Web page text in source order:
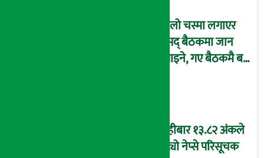
कालो चस्मा लगाएर
संसद् बैठकमा जान
नपाइने, गए बैठकमै बस्न
बिहीबार १३.८२ अंकले
घट्यो नेप्से परिसूचक